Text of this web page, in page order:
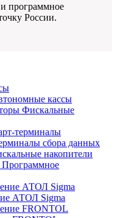
программное
России.
кассы
Фискальные
терминалы
сбора данных
накопители
Программное
АТОЛ Sigma